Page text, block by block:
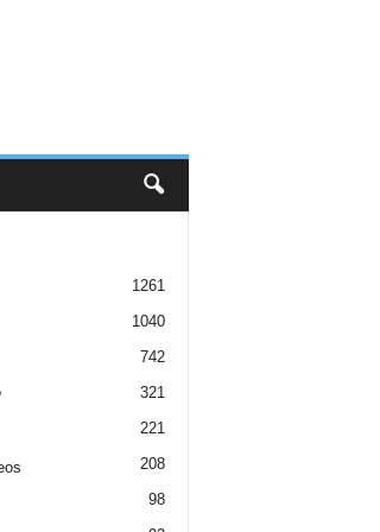
1261
1040
742
321
221
208
98